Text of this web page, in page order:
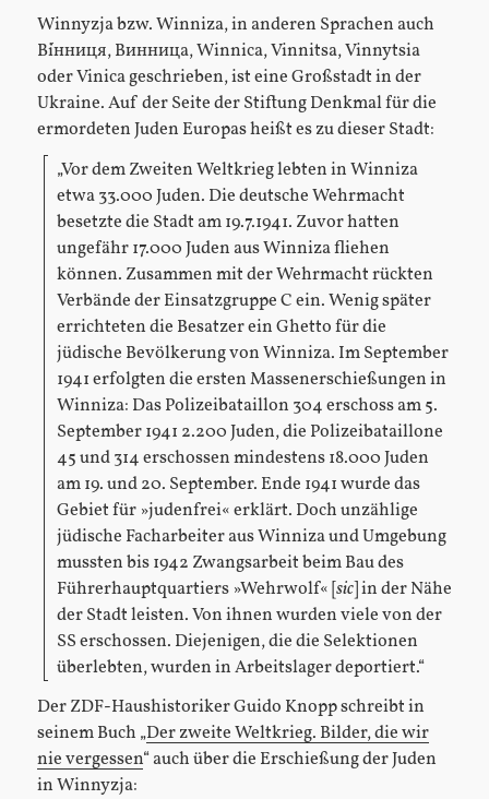
Winnyzja bzw. Winniza, in anderen Sprachen auch
Ві́нниця, Винница, Winnica, Vinnitsa, Vinnytsia
oder Vinica geschrieben, ist eine Großstadt in der
Ukraine. Auf der Seite der Stiftung Denkmal für die
ermordeten Juden Europas heißt es zu dieser Stadt:
„Vor dem Zweiten Weltkrieg lebten in Winniza
etwa 33.000 Juden. Die deutsche Wehrmacht
besetzte die Stadt am 19.7.1941. Zuvor hatten
ungefähr 17.000 Juden aus Winniza fliehen
können. Zusammen mit der Wehrmacht rückten
Verbände der Einsatzgruppe C ein. Wenig später
errichteten die Besatzer ein Ghetto für die
jüdische Bevölkerung von Winniza. Im September
1941 erfolgten die ersten Massenerschießungen in
Winniza: Das Polizeibataillon 304 erschoss am 5.
September 1941 2.200 Juden, die Polizeibataillone
45 und 314 erschossen mindestens 18.000 Juden
am 19. und 20. September. Ende 1941 wurde das
Gebiet für »judenfrei« erklärt. Doch unzählige
jüdische Facharbeiter aus Winniza und Umgebung
mussten bis 1942 Zwangsarbeit beim Bau des
Führerhauptquartiers »Wehrwolf« [sic] in der Nähe
der Stadt leisten. Von ihnen wurden viele von der
SS erschossen. Diejenigen, die die Selektionen
überlebten, wurden in Arbeitslager deportiert.“
Der ZDF-Haushistoriker Guido Knopp schreibt in
seinem Buch „Der zweite Weltkrieg. Bilder, die wir
nie vergessen“ auch über die Erschießung der Juden
in Winnyzja: